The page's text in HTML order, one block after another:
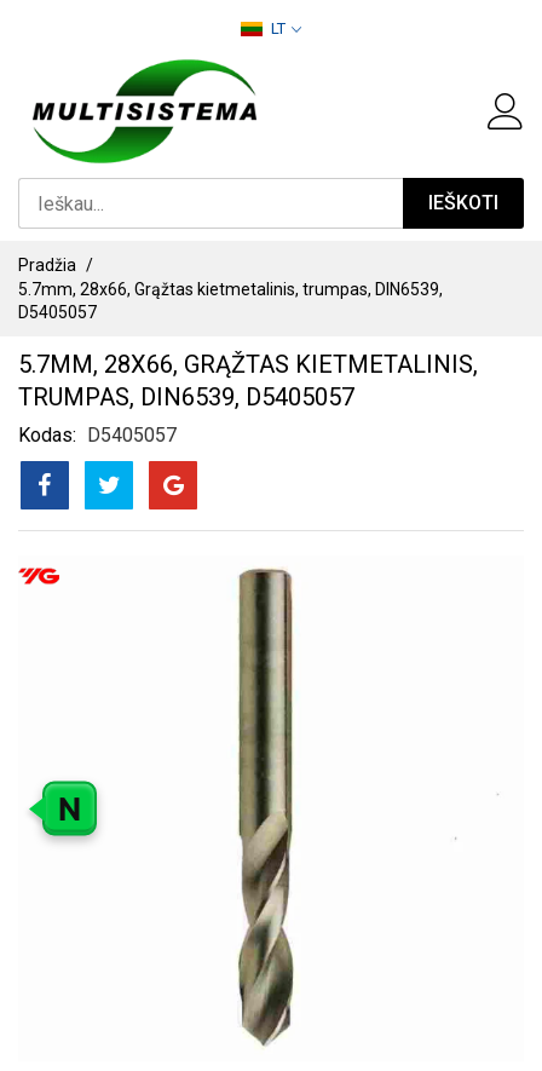
LT
IEŠKOTI
Pradžia
5.7mm, 28x66, Grąžtas kietmetalinis, trumpas, DIN6539,
D5405057
5.7MM, 28X66, GRĄŽTAS KIETMETALINIS,
TRUMPAS, DIN6539, D5405057
Kodas D5405057
PEREITI
N